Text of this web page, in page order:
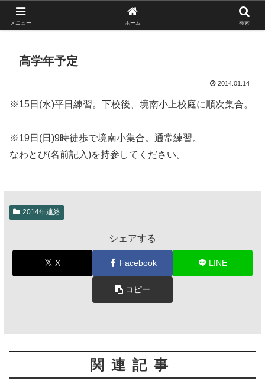
がんばれ！フルスイング！境南ブレーブス！
高学年予定
2014.01.14
※15日(水)平日練習。下校後、境南小上校庭に順次集合。
※19日(日)9時徒歩で境南小集合。通常練習。
なわとび(名前記入)を持参してください。
2014年連絡
シェアする
X Facebook LINE
コピー
関連記事
メニュー ホーム 検索